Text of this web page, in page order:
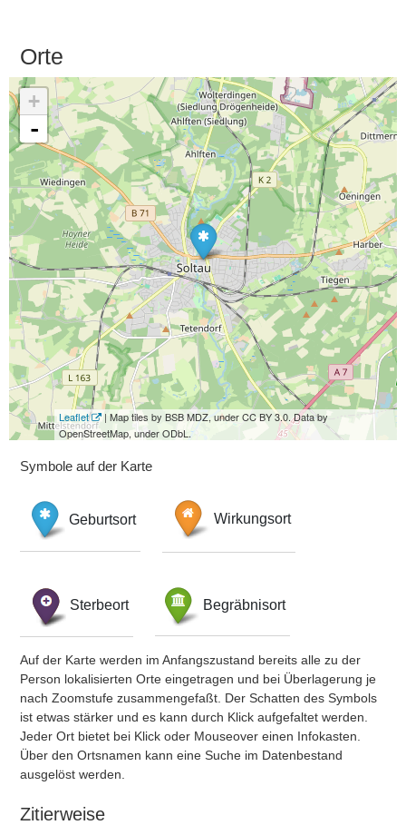
Orte
+
-
Leaflet
| Map tiles by BSB MDZ, under CC BY 3.0. Data by
OpenStreetMap, under ODbL.
Symbole auf der Karte
Geburtsort Wirkungsort
Sterbeort Begräbnisort
Auf der Karte werden im Anfangszustand bereits alle zu der
Person lokalisierten Orte eingetragen und bei Überlagerung je
nach Zoomstufe zusammengefaßt. Der Schatten des Symbols
ist etwas stärker und es kann durch Klick aufgefaltet werden.
Jeder Ort bietet bei Klick oder Mouseover einen Infokasten.
Über den Ortsnamen kann eine Suche im Datenbestand
ausgelöst werden.
Zitierweise